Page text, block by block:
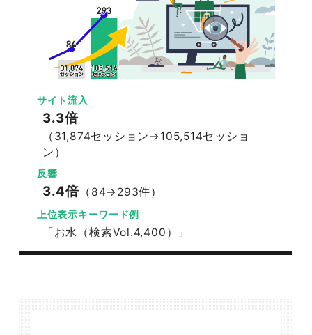
サイト流入
3.3倍
（31,874セッション→105,514セッショ
ン）
反響
3.4倍 （84→293件）
上位表示キーワード例
「お水（検索Vol.4,400）」